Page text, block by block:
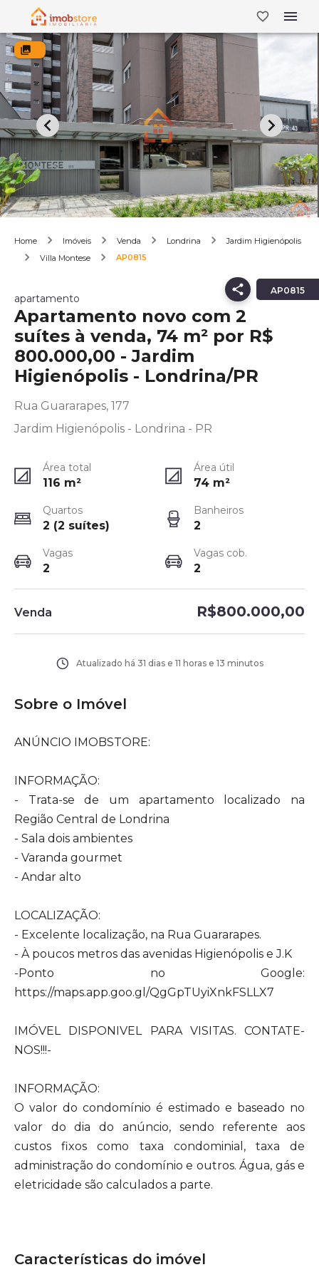
Home Imóveis Venda Londrina
Jardim Higienópolis
Villa Montese
AP0815
AP0815
apartamento
Apartamento novo com 2
suítes à venda, 74 m² por R$
800.000,00 - Jardim
Higienópolis - Londrina/PR
Rua Guararapes, 177
Jardim Higienópolis - Londrina - PR
Área total
116 m²
Área útil
74 m²
Quartos
2 (2 suítes)
Banheiros
2
Vagas
2
Vagas cob.
2
Venda R$800.000,00
Atualizado há 31 dias e 11 horas e 13 minutos
Sobre o Imóvel
ANÚNCIO IMOBSTORE:
INFORMAÇÃO:
- Trata-se de um apartamento localizado na
Região Central de Londrina
- Sala dois ambientes
- Varanda gourmet
- Andar alto
LOCALIZAÇÃO:
- Excelente localização, na Rua Guararapes.
- À poucos metros das avenidas Higienópolis e J.K
-Ponto no Google:
https://maps.app.goo.gl/QgGpTUyiXnkFSLLX7
IMÓVEL DISPONIVEL PARA VISITAS. CONTATE-
NOS!!!-
INFORMAÇÃO:
O valor do condomínio é estimado e baseado no
valor do dia do anúncio, sendo referente aos
custos fixos como taxa condominial, taxa de
administração do condomínio e outros. Água, gás e
eletricidade são calculados a parte.
Características do imóvel